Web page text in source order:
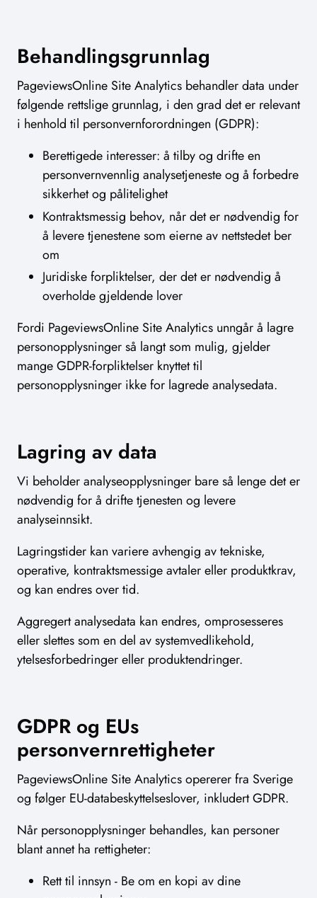
Behandlingsgrunnlag
PageviewsOnline Site Analytics behandler data under
følgende rettslige grunnlag, i den grad det er relevant
i henhold til personvernforordningen (GDPR):
Berettigede interesser: å tilby og drifte en
personvernvennlig analysetjeneste og å forbedre
sikkerhet og pålitelighet
Kontraktsmessig behov, når det er nødvendig for
å levere tjenestene som eierne av nettstedet ber
om
Juridiske forpliktelser, der det er nødvendig å
overholde gjeldende lover
Fordi PageviewsOnline Site Analytics unngår å lagre
personopplysninger så langt som mulig, gjelder
mange GDPR-forpliktelser knyttet til
personopplysninger ikke for lagrede analysedata.
Lagring av data
Vi beholder analyseopplysninger bare så lenge det er
nødvendig for å drifte tjenesten og levere
analyseinnsikt.
Lagringstider kan variere avhengig av tekniske,
operative, kontraktsmessige avtaler eller produktkrav,
og kan endres over tid.
Aggregert analysedata kan endres, omprosesseres
eller slettes som en del av systemvedlikehold,
ytelsesforbedringer eller produktendringer.
GDPR og EUs
personvernrettigheter
PageviewsOnline Site Analytics opererer fra Sverige
og følger EU-databeskyttelseslover, inkludert GDPR.
Når personopplysninger behandles, kan personer
blant annet ha rettigheter:
Rett til innsyn - Be om en kopi av dine